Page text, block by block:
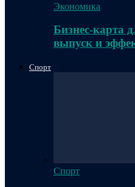
Экономика
Бизнес-карта
выпуск и
Спорт
Спорт